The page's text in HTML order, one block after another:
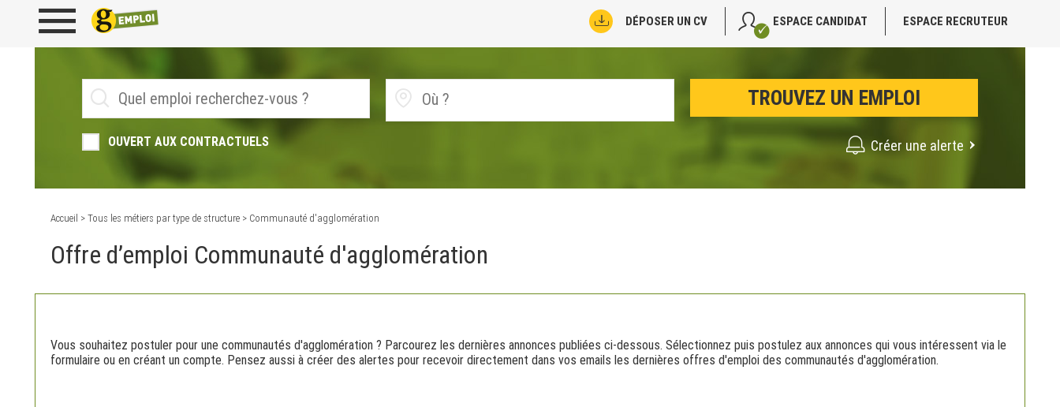
DÉPOSER UN CV ESPACE CANDIDAT ESPACE RECRUTEUR
OUVERT AUX CONTRACTUELS Créer une alerte
Accueil > Tous les métiers par type de structure > Communauté d'agglomération
Offre d’emploi Communauté d'agglomération
Vous souhaitez postuler pour une communautés d'agglomération ? Parcourez les dernières annonces publiées ci-dessous. Sélectionnez puis postulez aux annonces qui vous intéressent via le
formulaire ou en créant un compte. Pensez aussi à créer des alertes pour recevoir directement dans vos emails les dernières offres d'emploi des communautés d'agglomération.